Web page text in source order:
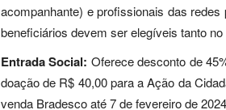
acompanhante) e profissionais das
beneficiários devem ser elegíveis tanto
Entrada Social: Oferece desconto de
doação de R$ 40,00 para a Ação da
venda Bradesco até 7 de fevereiro de